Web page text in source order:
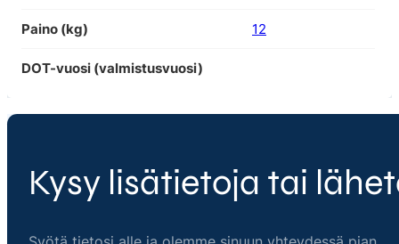
Paino (kg) 12
DOT-vuosi (valmistusvuosi)
Kysy lisätietoja tai